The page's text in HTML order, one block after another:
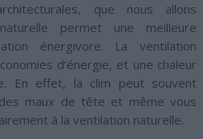
que nous allons
permet une meilleure
énergivore. La ventilation
d’énergie, et une chaleur
En effet, la clim peut souvent
maux de tête et même vous
à la ventilation naturelle.